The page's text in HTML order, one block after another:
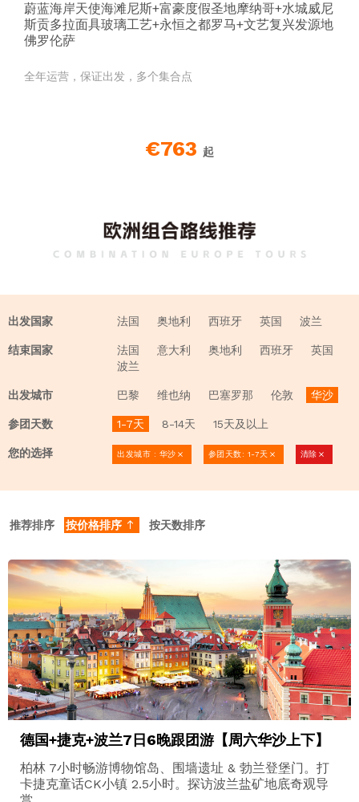
蔚蓝海岸天使海滩尼斯+富豪度假圣地摩纳哥+水城威尼
斯贡多拉面具玻璃工艺+永恒之都罗马+文艺复兴发源地
佛罗伦萨
全年运营，保证出发，多个集合点
€763 起
出发国家 法国 奥地利 西班牙 英国 波兰
结束国家 法国 意大利 奥地利 西班牙
英国
波兰
出发城市 巴黎 维也纳 巴塞罗那 伦敦 华沙
参团天数 1-7天 8-14天 15天及以上
您的选择 出发城市 : 华沙 clear 参团天数: 1-7天 clear 清除 clear
推荐排序 按价格排序 north 按天数排序
德国+捷克+波兰7日6晚跟团游【周六华沙上下】
柏林 7小时畅游博物馆岛、围墙遗址 & 勃兰登堡门。打
卡捷克童话CK小镇 2.5小时。探访波兰盐矿地底奇观导